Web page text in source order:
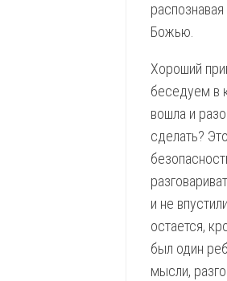
Божью.
Хороший
беседуем в
вошла и
сделать?
и не
остается,
был один
мысли,